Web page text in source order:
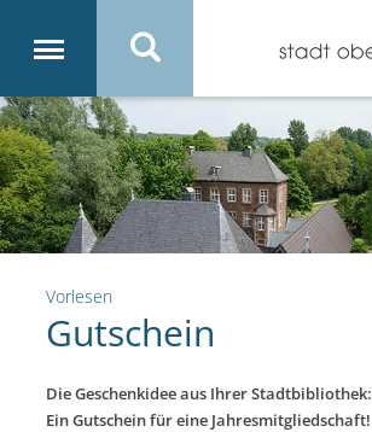
Vorlesen
Gutschein
Die Geschenkidee aus Ihrer Stadtbibliothek:
Ein Gutschein für eine Jahresmitgliedschaft!